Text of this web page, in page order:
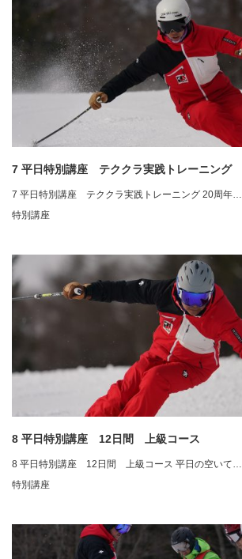
7 平日特別講座 テククラ実践トレーニング
7 平日特別講座 テククラ実践トレーニング 20周年…
特別講座
8 平日特別講座 12日間 上級コース
8 平日特別講座 12日間 上級コース 平日の空いて…
特別講座